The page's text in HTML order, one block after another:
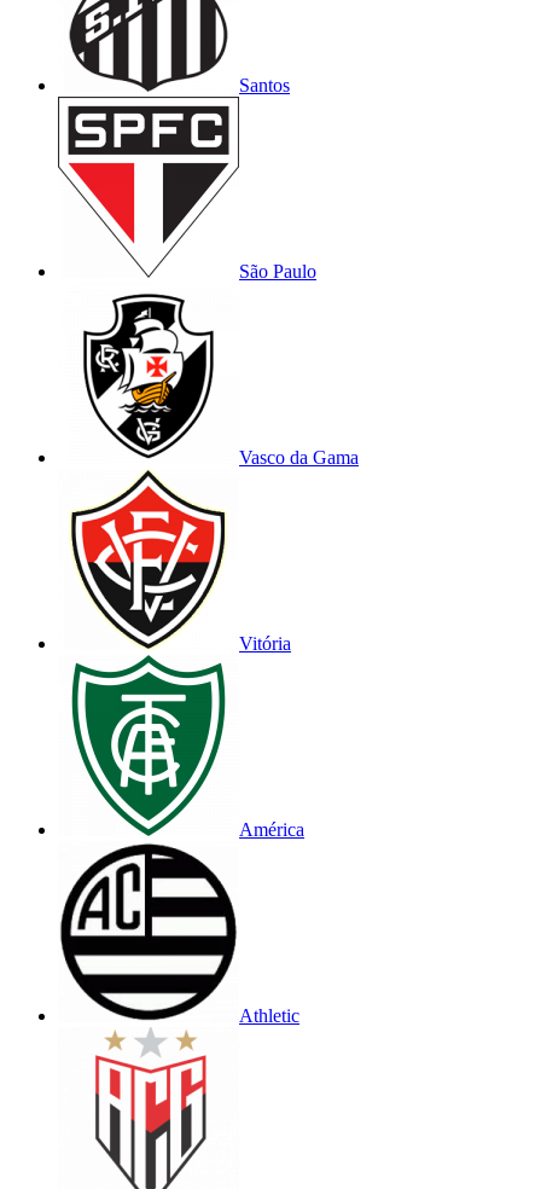
Santos
São Paulo
Vasco da Gama
Vitória
América
Athletic